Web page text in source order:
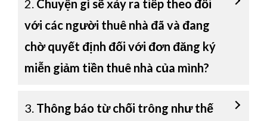
2. Chuyện gì sẽ xảy ra tiếp theo đối
với các người thuê nhà đã và đang
chờ quyết định đối với đơn đăng ký
miễn giảm tiền thuê nhà của mình?
3. Thông báo từ chối trông như thế